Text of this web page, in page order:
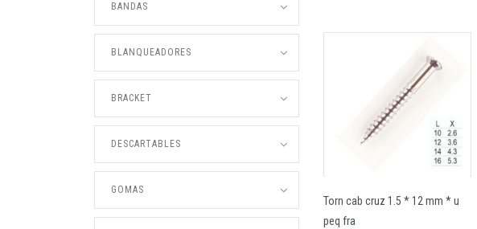
BANDAS
BLANQUEADORES
BRACKET
DESCARTABLES
GOMAS
Torn cab cruz 1.5 * 12 mm * u
peq fra